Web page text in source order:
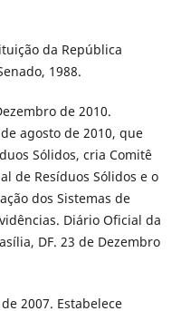
da República
1988.
de 2010.
agosto de 2010, que
Sólidos, cria Comitê
de Resíduos Sólidos e o
dos Sistemas de
Diário Oficial da
DF. 23 de Dezembro
de 2007. Estabelece